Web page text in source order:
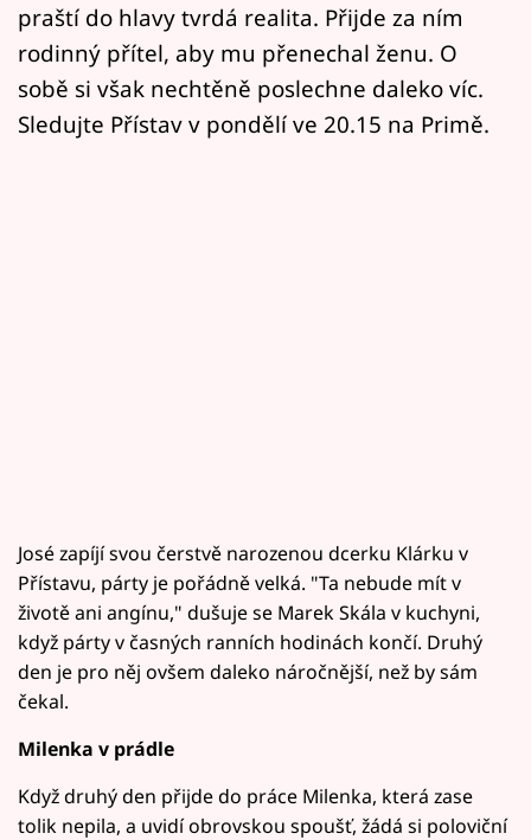
Mámy sobě
Přihlášení
praští do hlavy tvrdá realita. Přijde za ním
rodinný přítel, aby mu přenechal ženu. O
sobě si však nechtěně poslechne daleko víc.
Sledujte Přístav v pondělí ve 20.15 na Primě.
José zapíjí svou čerstvě narozenou dcerku Klárku v
Přístavu, párty je pořádně velká. "Ta nebude mít v
životě ani angínu," dušuje se Marek Skála v kuchyni,
když párty v časných ranních hodinách končí. Druhý
den je pro něj ovšem daleko náročnější, než by sám
čekal.
Milenka v prádle
Když druhý den přijde do práce Milenka, která zase
tolik nepila, a uvidí obrovskou spoušť, žádá si poloviční